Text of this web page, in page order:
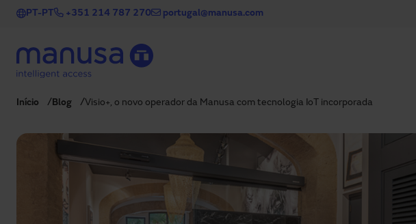
Passar para o conteúdo principal
PT-PT +351 214 787 270 portugal@manusa.com
Início Blog Visio+, o novo operador da Manusa com tecnologia IoT incorporada